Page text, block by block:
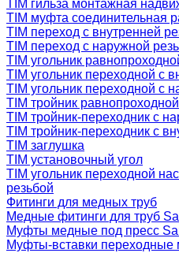
TIM гильза монтажная
TIM муфта соединительная
TIM переход с внутренней
TIM переход с наружной
TIM угольник
TIM угольник переходной с
TIM угольник переходной с
TIM тройник равнопроходной
TIM тройник-переходник с
TIM тройник-переходник с
TIM заглушка
TIM установочный угол
TIM угольник переходной
резьбой
Фитинги для медных труб
Медные фитинги для труб
Муфты медные под пресс
Муфты-вставки переходные